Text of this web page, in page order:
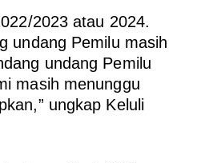
2023 atau 2024.
undang Pemilu masih
undang Pemilu
masih menunggu
ungkap Keluli